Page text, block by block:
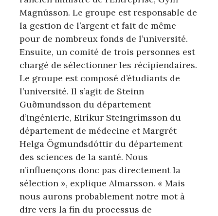
Magnússon. Le groupe est responsable de
la gestion de l’argent et fait de même
pour de nombreux fonds de l’université.
Ensuite, un comité de trois personnes est
chargé de sélectionner les récipiendaires.
Le groupe est composé d’étudiants de
l’université. Il s’agit de Steinn
Guðmundsson du département
d’ingénierie, Eiríkur Steingrímsson du
département de médecine et Margrét
Helga Ögmundsdóttir du département
des sciences de la santé. Nous
n’influençons donc pas directement la
sélection », explique Almarsson. « Mais
nous aurons probablement notre mot à
dire vers la fin du processus de